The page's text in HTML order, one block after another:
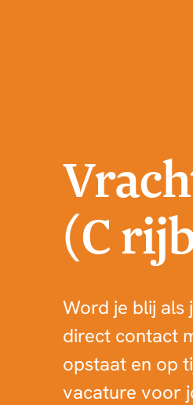
(C
Word je blij als
direct contact
opstaat en op
vacature voor